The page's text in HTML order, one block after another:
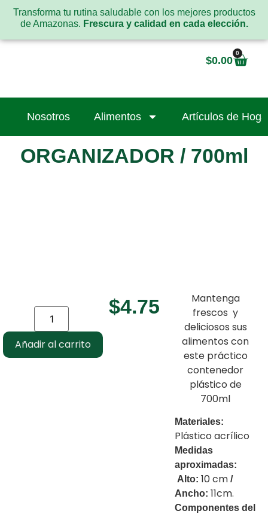
Transforma tu rutina saludable con los mejores productos
de Amazonas. Frescura y calidad en cada elección.
$0.00
0
Nosotros Alimentos Artículos de
ORGANIZADOR / 700ml
Añadir al carrito
$4.75
Mantenga
frescos y
deliciosos sus
alimentos con
este práctico
contenedor
plástico de
700ml
Materiales:
Plástico acrílico
Medidas
aproximadas:
Alto: 10 cm /
Ancho: 11cm.
Componentes del